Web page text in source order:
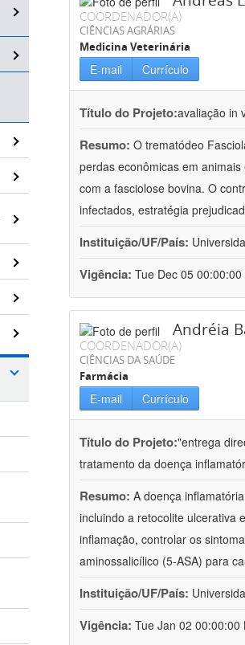
COORDENADOR(A)
CIÊNCIAS AGRÁRIAS
Medicina Veterinária
E-mail Currículo
Título do Projeto:avaliação in
Resumo: O trematódeo
perdas econômicas em
com a fasciolose bovina. O
infectados, estratégia
Instituição/UF/País:
Vigência: Tue Dec 05
Andréia
COORDENADOR(A)
CIÊNCIAS DA SAÚDE
Farmácia
E-mail Currículo
Título do Projeto:"entrega
tratamento da doença
Resumo: A doença
incluindo a retocolite ulcerativa
inflamação, controlar os
aminossalicílico (5-ASA) para
Instituição/UF/País:
Vigência: Tue Jan 02